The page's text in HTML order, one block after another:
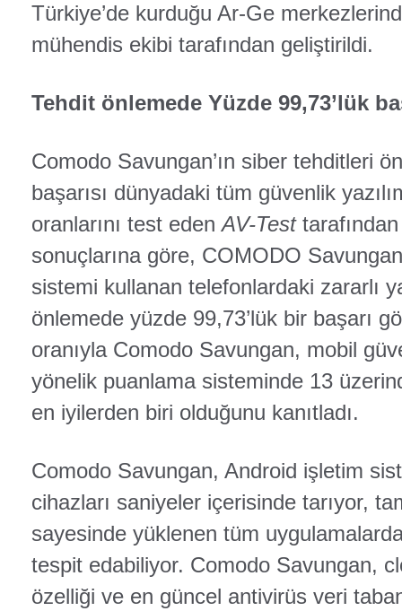
Türkiye’de kurduğu Ar-Ge
mühendis ekibi tarafından geliştirildi.
Tehdit önlemede Yüzde 99,73’lük
Comodo Savungan’ın siber tehditleri
başarısı dünyadaki tüm güvenlik
oranlarını test edenAV-Test
sonuçlarına göre, COMODO
sistemi kullanan telefonlardaki zararlı
önlemede yüzde 99,73’lük bir başarı
oranıyla Comodo Savungan, mobil
yönelik puanlama sisteminde 13
en iyilerden biri olduğunu kanıtladı.
Comodo Savungan, Android işletim
cihazları saniyeler içerisinde tarıyor,
sayesinde yüklenen tüm
tespit edabiliyor. Comodo Savungan,
özelliği ve en güncel antivirüs veri